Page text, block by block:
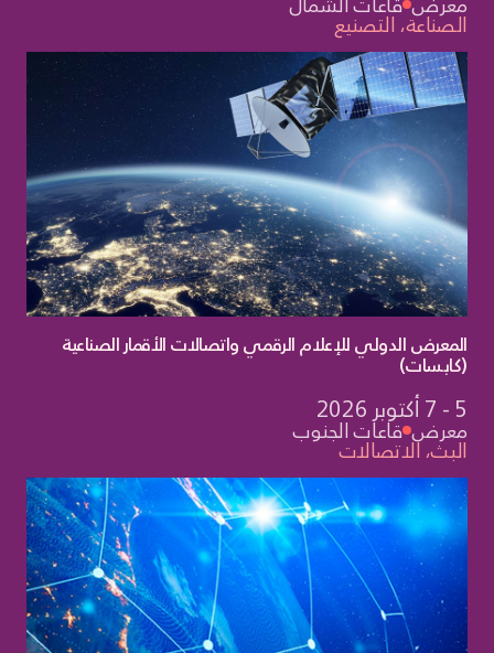
الصناعة، التصنيع
المعرض الدولي للإعلام الرقمي واتصالات الأقمار الصناعية
(كابسات)
5 - 7 أكتوبر 2026
معرض قاعات الجنوب
البث، الاتصالات